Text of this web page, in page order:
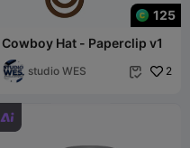
125
Cowboy Hat - Paperclip v1
studio WES  2
